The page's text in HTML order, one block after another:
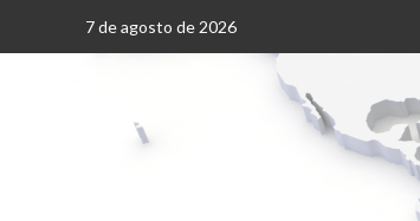
7 de agosto de 2026